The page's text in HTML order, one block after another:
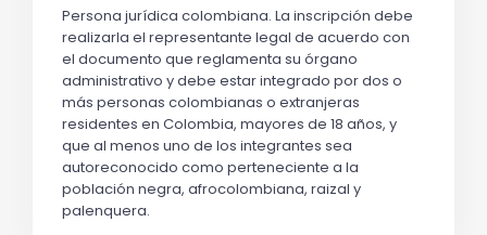
Persona jurídica colombiana. La inscripción debe
realizarla el representante legal de acuerdo con
el documento que reglamenta su órgano
administrativo y debe estar integrado por dos o
más personas colombianas o extranjeras
residentes en Colombia, mayores de 18 años, y
que al menos uno de los integrantes sea
autoreconocido como perteneciente a la
población negra, afrocolombiana, raizal y
palenquera.